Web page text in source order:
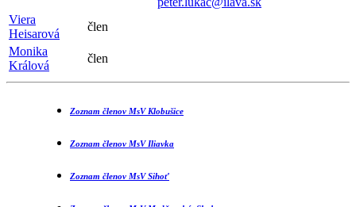
Viera
Heisarová
člen
Monika
Králová
člen
Zoznam členov MsV Klobušice
Zoznam členov MsV Iliavka
Zoznam členov MsV Sihoť